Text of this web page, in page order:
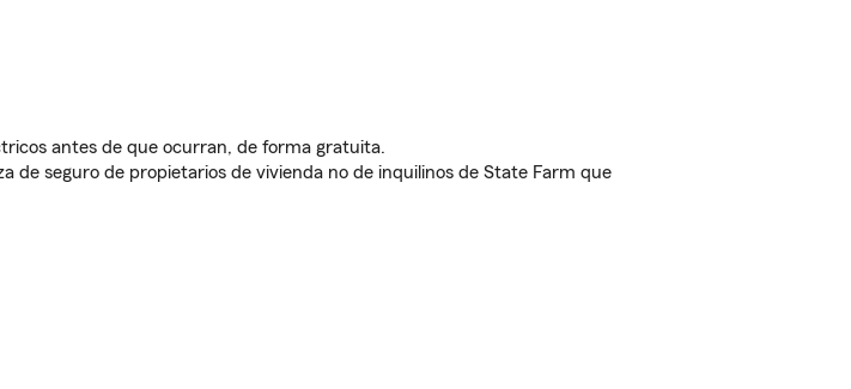
antes de que ocurran, de forma gratuita.
de seguro de propietarios de vivienda no de inquilinos de State Farm que